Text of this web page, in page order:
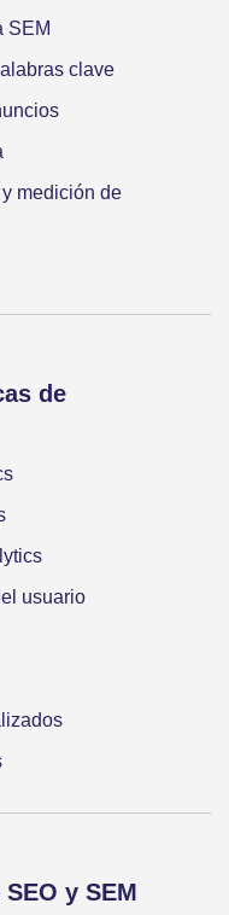
SEM
clave
medición de
de
usuario
y SEM